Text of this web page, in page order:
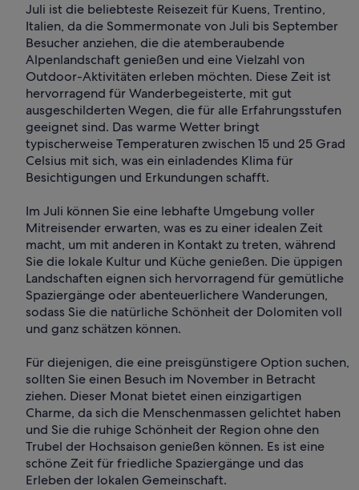
Juli ist die beliebteste Reisezeit für Kuens, Trentino,
Italien, da die Sommermonate von Juli bis September
Besucher anziehen, die die atemberaubende
Alpenlandschaft genießen und eine Vielzahl von
Outdoor-Aktivitäten erleben möchten. Diese Zeit ist
hervorragend für Wanderbegeisterte, mit gut
ausgeschilderten Wegen, die für alle Erfahrungsstufen
geeignet sind. Das warme Wetter bringt
typischerweise Temperaturen zwischen 15 und 25 Grad
Celsius mit sich, was ein einladendes Klima für
Besichtigungen und Erkundungen schafft.
Im Juli können Sie eine lebhafte Umgebung voller
Mitreisender erwarten, was es zu einer idealen Zeit
macht, um mit anderen in Kontakt zu treten, während
Sie die lokale Kultur und Küche genießen. Die üppigen
Landschaften eignen sich hervorragend für gemütliche
Spaziergänge oder abenteuerlichere Wanderungen,
sodass Sie die natürliche Schönheit der Dolomiten voll
und ganz schätzen können.
Für diejenigen, die eine preisgünstigere Option suchen,
sollten Sie einen Besuch im November in Betracht
ziehen. Dieser Monat bietet einen einzigartigen
Charme, da sich die Menschenmassen gelichtet haben
und Sie die ruhige Schönheit der Region ohne den
Trubel der Hochsaison genießen können. Es ist eine
schöne Zeit für friedliche Spaziergänge und das
Erleben der lokalen Gemeinschaft.